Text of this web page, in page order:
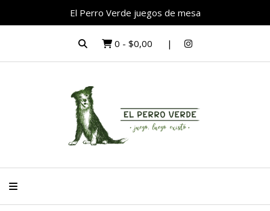
El Perro Verde juegos de mesa
0 - $0,00